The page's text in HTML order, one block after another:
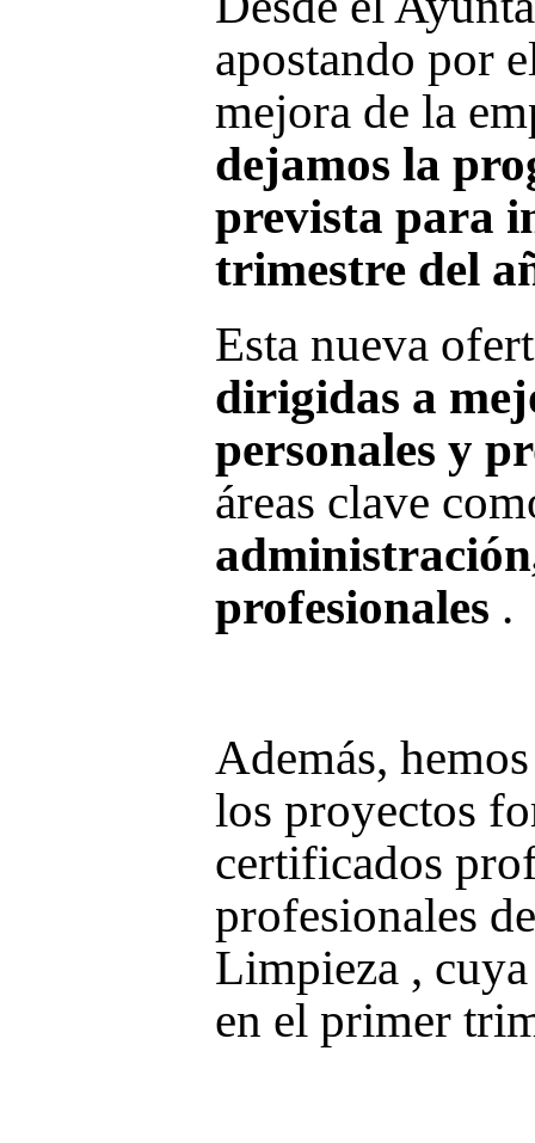
apostando por
mejora de la
dejamos la
prevista para
trimestre del
Esta nueva
dirigidas a
personales y
áreas clave
profesionales .
Además,
los proyectos
certificados
profesionales
Limpieza, cuya
en el primer